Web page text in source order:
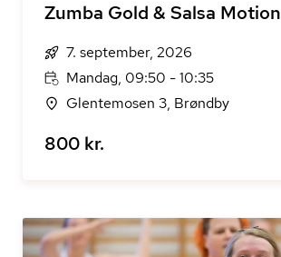
Zumba Gold & Salsa Motion
7. september, 2026
Mandag, 09:50 - 10:35
Glentemosen 3, Brøndby
800 kr.